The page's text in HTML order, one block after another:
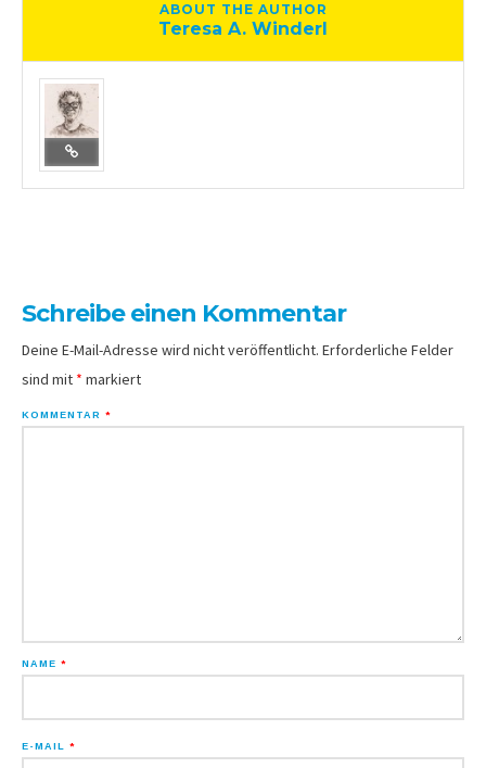
ABOUT THE AUTHOR
Teresa A. Winderl
Schreibe einen Kommentar
Deine E-Mail-Adresse wird nicht veröffentlicht. Erforderliche Felder
sind mit * markiert
KOMMENTAR *
NAME *
E-MAIL *